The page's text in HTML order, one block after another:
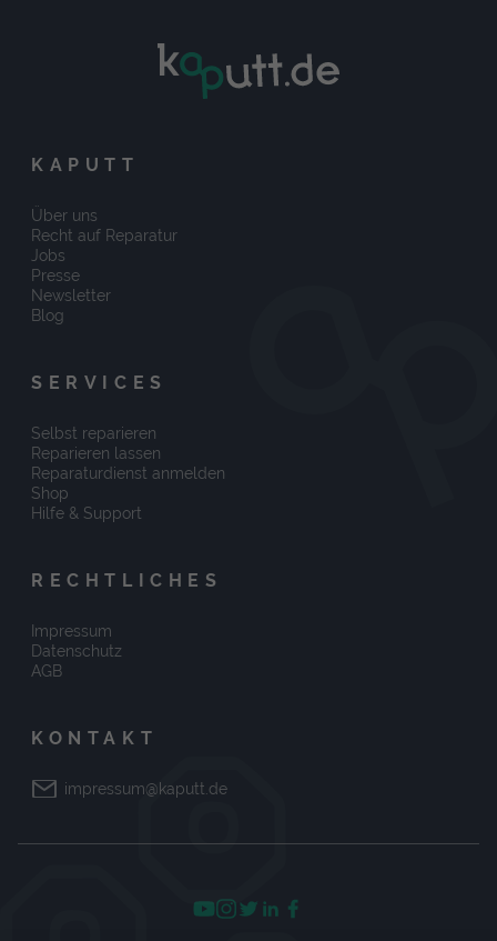
KAPUTT
Über uns
Recht auf Reparatur
Jobs
Presse
Newsletter
Blog
SERVICES
Selbst reparieren
Reparieren lassen
Reparaturdienst anmelden
Shop
Hilfe & Support
RECHTLICHES
Impressum
Datenschutz
AGB
KONTAKT
impressum@kaputt.de